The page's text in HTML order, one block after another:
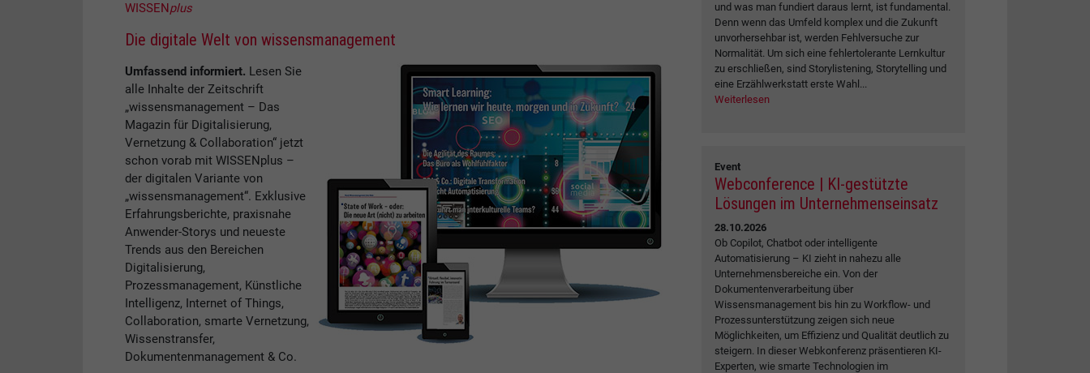
WISSEN plus
Die digitale Welt von wissensmanagement
Umfassend informiert. Lesen Sie
alle Inhalte der Zeitschrift
„wissensmanagement – Das
Magazin für Digitalisierung,
Vernetzung & Collaboration“ jetzt
schon vorab mit WISSENplus –
der digitalen Variante von
„wissensmanagement“. Exklusive
Erfahrungsberichte, praxisnahe
Anwender-Storys und neueste
Trends aus den Bereichen
Digitalisierung,
Prozessmanagement, Künstliche
Intelligenz, Internet of Things,
Collaboration, smarte Vernetzung,
Wissenstransfer,
Dokumentenmanagement & Co.
und was man fundiert daraus lernt, ist fundamental.
Denn wenn das Umfeld komplex und die Zukunft
unvorhersehbar ist, werden Fehlversuche zur
Normalität. Um sich eine fehlertolerante Lernkultur
zu erschließen, sind Storylistening, Storytelling und
eine Erzählwerkstatt erste Wahl...
Weiterlesen
Event
Webconference | KI-gestützte
Lösungen im Unternehmenseinsatz
28.10.2026
Ob Copilot, Chatbot oder intelligente
Automatisierung – KI zieht in nahezu alle
Unternehmensbereiche ein. Von der
Dokumentenverarbeitung über
Wissensmanagement bis hin zu Workflow- und
Prozessunterstützung zeigen sich neue
Möglichkeiten, um Effizienz und Qualität deutlich zu
steigern. In dieser Webkonferenz präsentieren KI-
Experten, wie smarte Technologien im